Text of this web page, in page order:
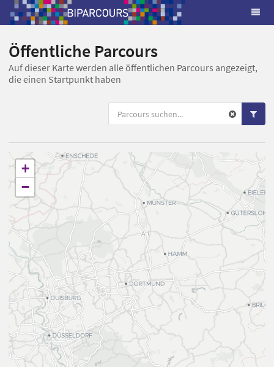
Öffentliche Parcours
Auf dieser Karte werden alle öffentlichen Parcours angezeigt,
die einen Startpunkt haben
+
−